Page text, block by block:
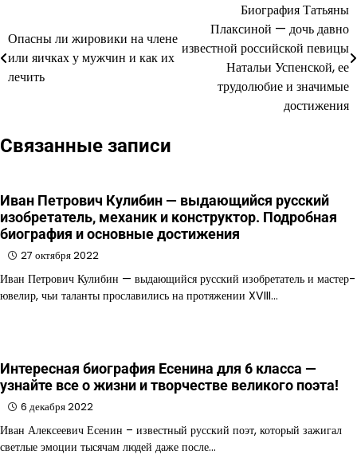
по
записям
Опасны ли жировики на члене
или яичках у мужчин и как их
лечить
Биография Татьяны
Плаксиной — дочь давно
известной российской певицы
Натальи Успенской, ее
трудолюбие и значимые
достижения
Связанные записи
Иван Петрович Кулибин — выдающийся русский
изобретатель, механик и конструктор. Подробная
биография и основные достижения
27 октября 2022
Иван Петрович Кулибин — выдающийся русский изобретатель и мастер-
ювелир, чьи таланты прославились на протяжении XVIII…
Интересная биография Есенина для 6 класса —
узнайте все о жизни и творчестве великого поэта!
6 декабря 2022
Иван Алексеевич Есенин – известный русский поэт, который зажигал
светлые эмоции тысячам людей даже после…